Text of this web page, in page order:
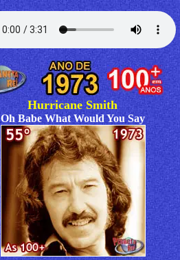
Hurricane Smith
Oh Babe What Would You Say